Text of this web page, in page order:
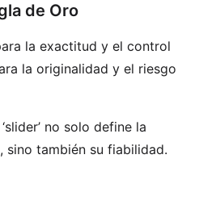
de Oro
la exactitud y el control
la originalidad y el riesgo
no solo define la
sino también su fiabilidad.